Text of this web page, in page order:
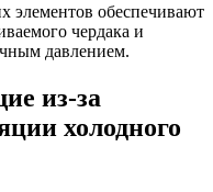
элементов обеспечивают
чердака и
давлением.
из-за
холодного